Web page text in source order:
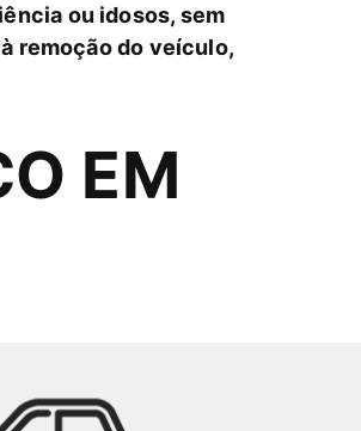
ou idosos, sem
remoção do veículo,
EM